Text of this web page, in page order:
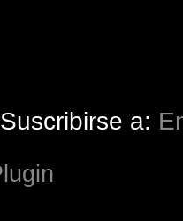
Suscribirse a: